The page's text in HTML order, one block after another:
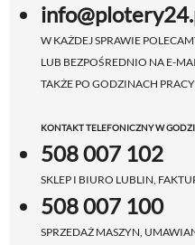
W KAŻDEJ SPRAWIE
LUB BEZPOŚREDNIO NA E-
TAKŻE PO GODZINACH
KONTAKT TELEFONICZNY W
508 007 102
SKLEP I BIURO LUBLIN,
508 007 100
SPRZEDAŻ MASZYN,